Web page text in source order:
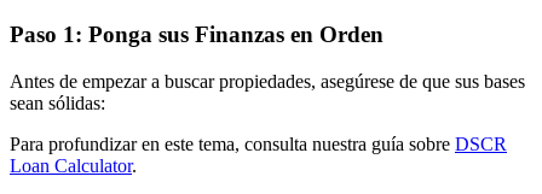
Paso 1: Ponga sus Finanzas en Orden
Antes de empezar a buscar propiedades, asegúrese de que sus bases
sean sólidas:
Para profundizar en este tema, consulta nuestra guía sobre DSCR
Loan Calculator.